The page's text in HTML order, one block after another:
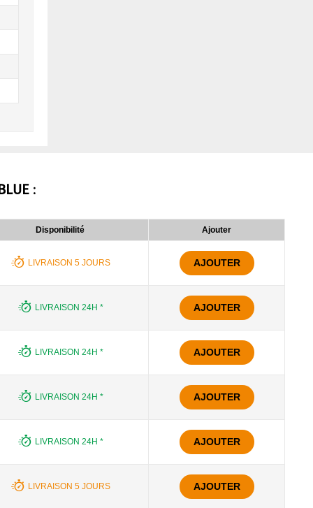
:
Disponibilité Ajouter
LIVRAISON 5 JOURS AJOUTER
LIVRAISON 24H * AJOUTER
LIVRAISON 24H * AJOUTER
LIVRAISON 24H * AJOUTER
LIVRAISON 24H * AJOUTER
LIVRAISON 5 JOURS AJOUTER